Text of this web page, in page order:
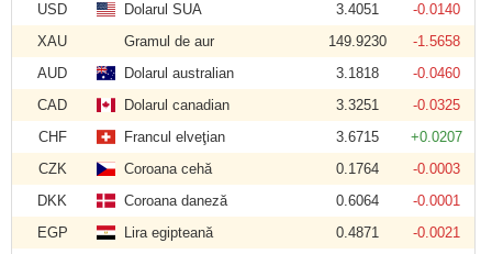
USD
Dolarul SUA 3.4051
-0.0140
XAU
Gramul de aur 149.9230
-1.5658
AUD
Dolarul australian 3.1818
-0.0460
CAD
Dolarul canadian 3.3251
-0.0325
CHF
Francul elveţian 3.6715
+0.0207
CZK
Coroana cehă 0.1764
-0.0003
DKK
Coroana daneză 0.6064
-0.0001
EGP
Lira egipteană 0.4871
-0.0021